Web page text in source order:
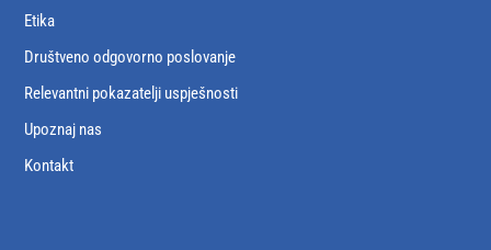
Etika
Društveno odgovorno poslovanje
Relevantni pokazatelji uspješnosti
Upoznaj nas
Kontakt